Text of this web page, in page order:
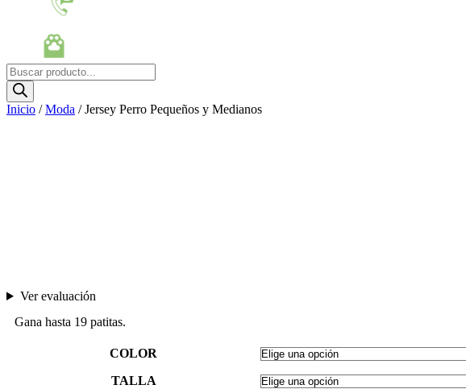
Búsqueda
de
productos
Inicio /Moda / Jersey Perro Pequeños y Medianos
Ver evaluación
Gana hasta 19 patitas.
COLOR
TALLA